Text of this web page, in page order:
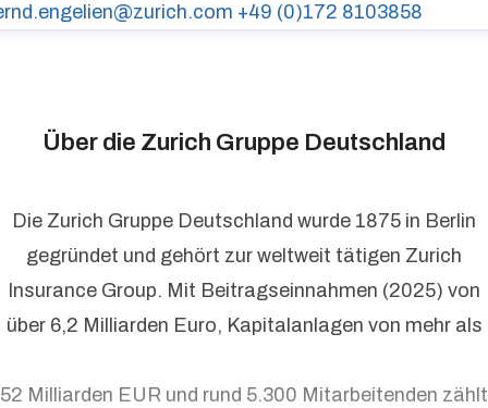
+49 (0)172 8103858
Über die Zurich Gruppe Deutschland
Die Zurich Gruppe Deutschland wurde 1875 in Berlin
gegründet und gehört zur weltweit tätigen Zurich
Insurance Group. Mit Beitragseinnahmen (2025) von
über 6,2 Milliarden Euro, Kapitalanlagen von mehr als
52 Milliarden EUR und rund 5.300 Mitarbeitenden zählt